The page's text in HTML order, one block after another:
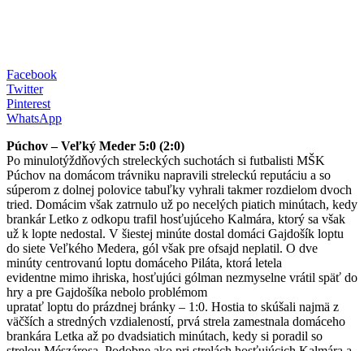
Facebook
Twitter
Pinterest
WhatsApp
Púchov – Veľký Meder 5:0 (2:0)
Po minulotýždňových streleckých suchotách si futbalisti MŠK
Púchov na domácom trávniku napravili streleckú reputáciu a so
súperom z dolnej polovice tabuľky vyhrali takmer rozdielom dvoch
tried. Domácim však zatrnulo už po necelých piatich minútach, kedy
brankár Letko z odkopu trafil hosťujúceho Kalmára, ktorý sa však
už k lopte nedostal. V šiestej minúte dostal domáci Gajdošík loptu
do siete Veľkého Medera, gól však pre ofsajd neplatil. O dve
minúty centrovanú loptu domáceho Piláta, ktorá letela
evidentne mimo ihriska, hosťujúci gólman nezmyselne vrátil späť do
hry a pre Gajdošíka nebolo problémom
upratať loptu do prázdnej bránky – 1:0. Hostia to skúšali najmä z
väčších a stredných vzdialeností, prvá strela zamestnala domáceho
brankára Letka až po dvadsiatich minútach, kedy si poradil so